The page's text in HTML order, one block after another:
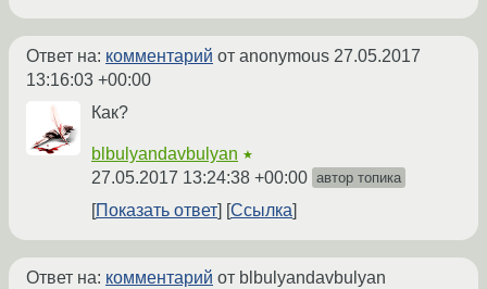
Ответ на: комментарий от anonymous 27.05.2017
13:16:03 +00:00
Как?
blbulyandavbulyan ★
27.05.2017 13:24:38 +00:00 автор топика
Показать ответ Ссылка
Ответ на: комментарий от blbulyandavbulyan